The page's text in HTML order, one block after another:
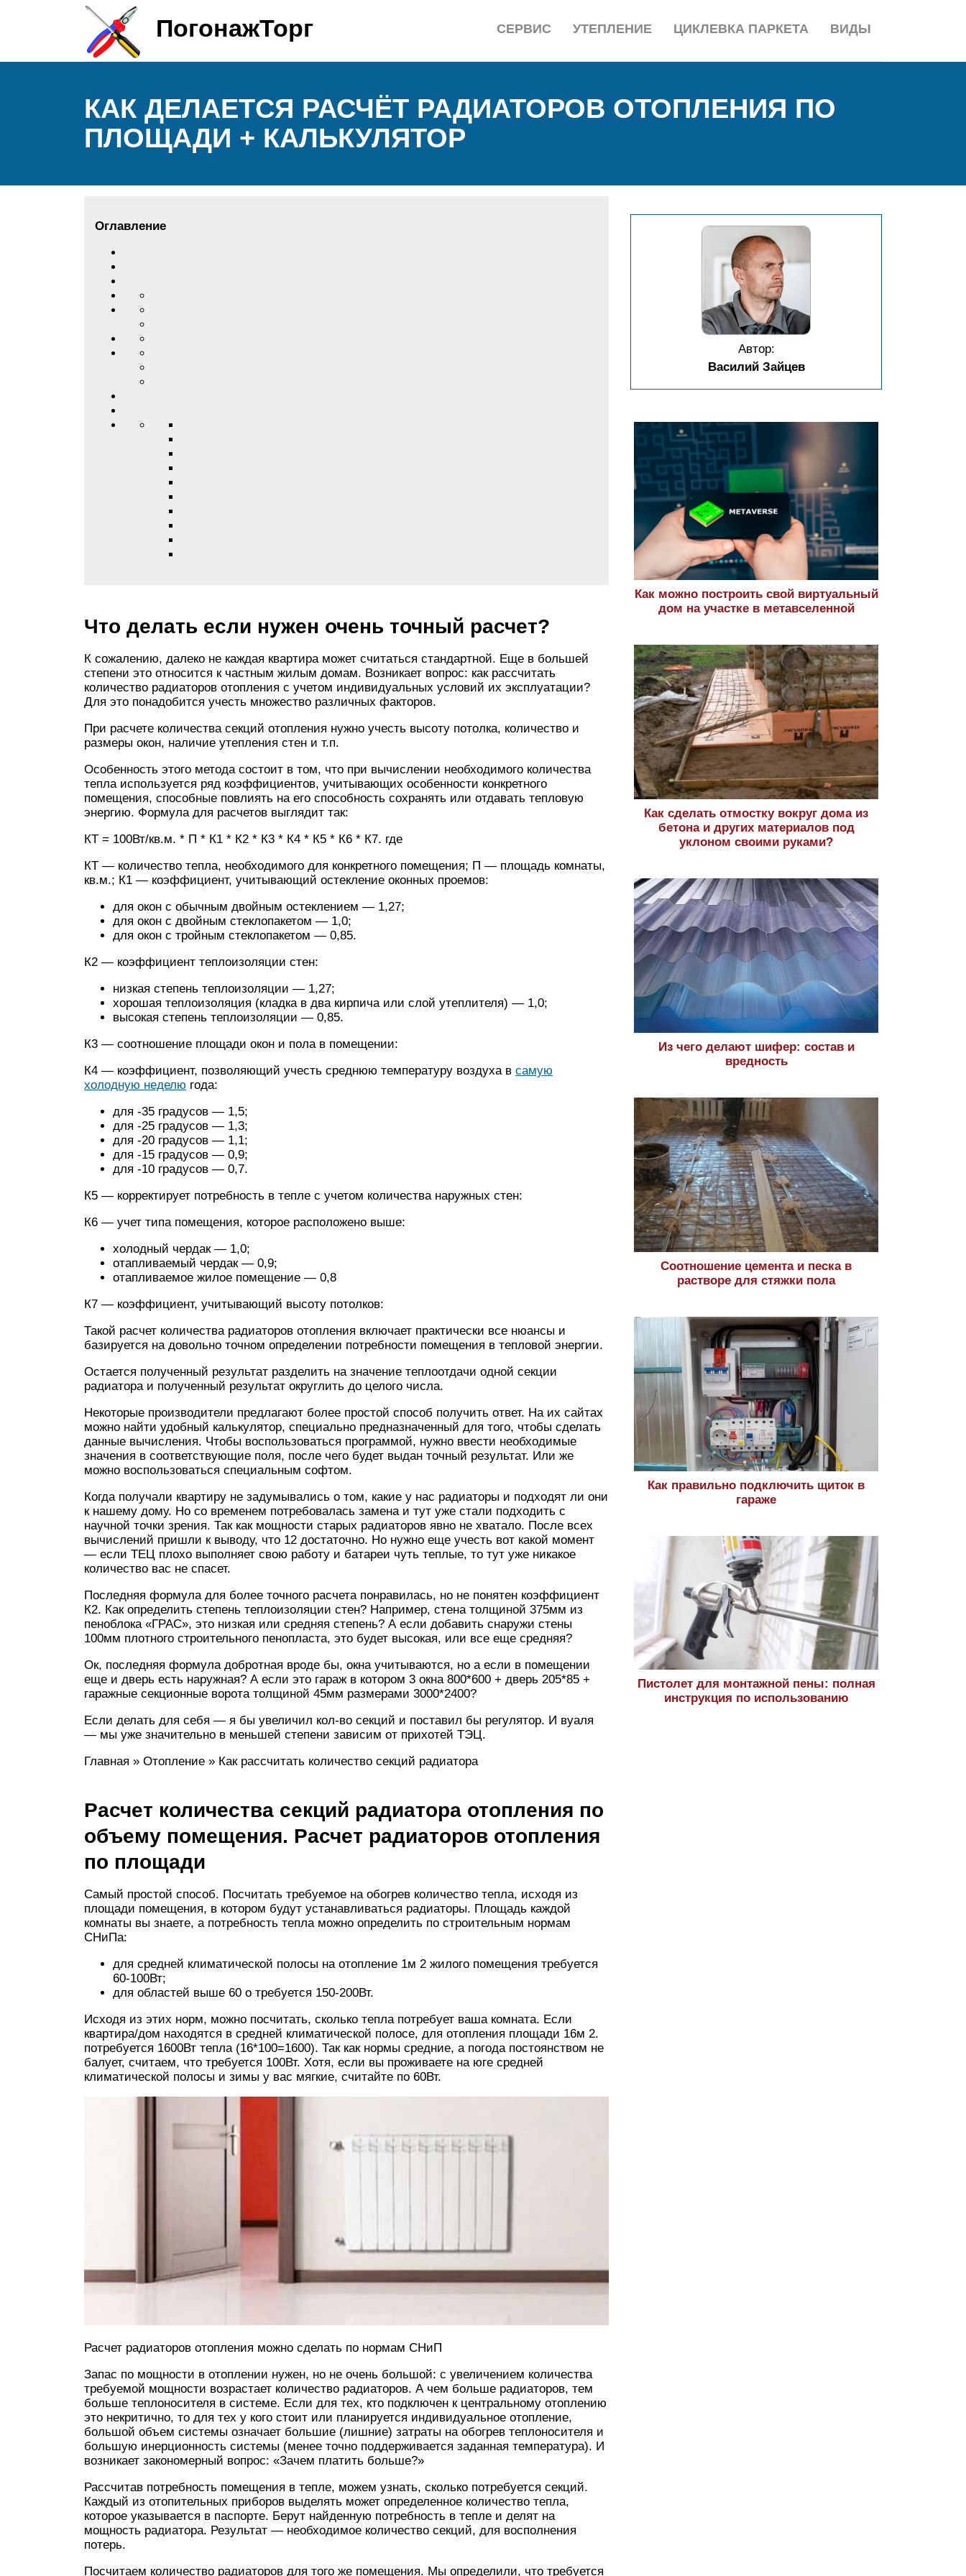
ПогонажТорг ВИДЫ
ЦИКЛЕВКА ПАРКЕТА
УТЕПЛЕНИЕ
СЕРВИС
КАК ДЕЛАЕТСЯ РАСЧЁТ РАДИАТОРОВ ОТОПЛЕНИЯ ПО
ПЛОЩАДИ + КАЛЬКУЛЯТОР
Оглавление
Что делать если нужен очень точный расчет?
К сожалению, далеко не каждая квартира может считаться стандартной. Еще в большей
степени это относится к частным жилым домам. Возникает вопрос: как рассчитать
количество радиаторов отопления с учетом индивидуальных условий их эксплуатации?
Для это понадобится учесть множество различных факторов.
При расчете количества секций отопления нужно учесть высоту потолка, количество и
размеры окон, наличие утепления стен и т.п.
Особенность этого метода состоит в том, что при вычислении необходимого количества
тепла используется ряд коэффициентов, учитывающих особенности конкретного
помещения, способные повлиять на его способность сохранять или отдавать тепловую
энергию. Формула для расчетов выглядит так:
КТ = 100Вт/кв.м. * П * К1 * К2 * К3 * К4 * К5 * К6 * К7. где
КТ — количество тепла, необходимого для конкретного помещения; П — площадь комнаты,
кв.м.; К1 — коэффициент, учитывающий остекление оконных проемов:
для окон с обычным двойным остеклением — 1,27;
для окон с двойным стеклопакетом — 1,0;
для окон с тройным стеклопакетом — 0,85.
К2 — коэффициент теплоизоляции стен:
низкая степень теплоизоляции — 1,27;
хорошая теплоизоляция (кладка в два кирпича или слой утеплителя) — 1,0;
высокая степень теплоизоляции — 0,85.
К3 — соотношение площади окон и пола в помещении:
К4 — коэффициент, позволяющий учесть среднюю температуру воздуха в самую
холодную неделю года:
для -35 градусов — 1,5;
для -25 градусов — 1,3;
для -20 градусов — 1,1;
для -15 градусов — 0,9;
для -10 градусов — 0,7.
К5 — корректирует потребность в тепле с учетом количества наружных стен:
К6 — учет типа помещения, которое расположено выше:
холодный чердак — 1,0;
отапливаемый чердак — 0,9;
отапливаемое жилое помещение — 0,8
К7 — коэффициент, учитывающий высоту потолков:
Такой расчет количества радиаторов отопления включает практически все нюансы и
базируется на довольно точном определении потребности помещения в тепловой энергии.
Остается полученный результат разделить на значение теплоотдачи одной секции
радиатора и полученный результат округлить до целого числа.
Некоторые производители предлагают более простой способ получить ответ. На их сайтах
можно найти удобный калькулятор, специально предназначенный для того, чтобы сделать
данные вычисления. Чтобы воспользоваться программой, нужно ввести необходимые
значения в соответствующие поля, после чего будет выдан точный результат. Или же
можно воспользоваться специальным софтом.
Когда получали квартиру не задумывались о том, какие у нас радиаторы и подходят ли они
к нашему дому. Но со временем потребовалась замена и тут уже стали подходить с
научной точки зрения. Так как мощности старых радиаторов явно не хватало. После всех
вычислений пришли к выводу, что 12 достаточно. Но нужно еще учесть вот какой момент
— если ТЕЦ плохо выполняет свою работу и батареи чуть теплые, то тут уже никакое
количество вас не спасет.
Последняя формула для более точного расчета понравилась, но не понятен коэффициент
К2. Как определить степень теплоизоляции стен? Например, стена толщиной 375мм из
пеноблока «ГРАС», это низкая или средняя степень? А если добавить снаружи стены
100мм плотного строительного пенопласта, это будет высокая, или все еще средняя?
Ок, последняя формула добротная вроде бы, окна учитываются, но а если в помещении
еще и дверь есть наружная? А если это гараж в котором 3 окна 800*600 + дверь 205*85 +
гаражные секционные ворота толщиной 45мм размерами 3000*2400?
Если делать для себя — я бы увеличил кол-во секций и поставил бы регулятор. И вуаля
— мы уже значительно в меньшей степени зависим от прихотей ТЭЦ.
Главная » Отопление » Как рассчитать количество секций радиатора
Расчет количества секций радиатора отопления по
объему помещения. Расчет радиаторов отопления
по площади
Самый простой способ. Посчитать требуемое на обогрев количество тепла, исходя из
площади помещения, в котором будут устанавливаться радиаторы. Площадь каждой
комнаты вы знаете, а потребность тепла можно определить по строительным нормам
СНиПа:
для средней климатической полосы на отопление 1м 2 жилого помещения требуется
60-100Вт;
для областей выше 60 о требуется 150-200Вт.
Исходя из этих норм, можно посчитать, сколько тепла потребует ваша комната. Если
квартира/дом находятся в средней климатической полосе, для отопления площади 16м 2.
потребуется 1600Вт тепла (16*100=1600). Так как нормы средние, а погода постоянством не
балует, считаем, что требуется 100Вт. Хотя, если вы проживаете на юге средней
климатической полосы и зимы у вас мягкие, считайте по 60Вт.
Расчет радиаторов отопления можно сделать по нормам СНиП
Запас по мощности в отоплении нужен, но не очень большой: с увеличением количества
требуемой мощности возрастает количество радиаторов. А чем больше радиаторов, тем
больше теплоносителя в системе. Если для тех, кто подключен к центральному отоплению
это некритично, то для тех у кого стоит или планируется индивидуальное отопление,
большой объем системы означает большие (лишние) затраты на обогрев теплоносителя и
большую инерционность системы (менее точно поддерживается заданная температура). И
возникает закономерный вопрос: «Зачем платить больше?»
Рассчитав потребность помещения в тепле, можем узнать, сколько потребуется секций.
Каждый из отопительных приборов выделять может определенное количество тепла,
которое указывается в паспорте. Берут найденную потребность в тепле и делят на
мощность радиатора. Результат — необходимое количество секций, для восполнения
потерь.
Посчитаем количество радиаторов для того же помещения. Мы определили, что требуется
Автор:
Василий Зайцев
Как можно построить свой виртуальный
дом на участке в метавселенной
Как сделать отмостку вокруг дома из
бетона и других материалов под
уклоном своими руками?
Из чего делают шифер: состав и
вредность
Соотношение цемента и песка в
растворе для стяжки пола
Как правильно подключить щиток в
гараже
Пистолет для монтажной пены: полная
инструкция по использованию